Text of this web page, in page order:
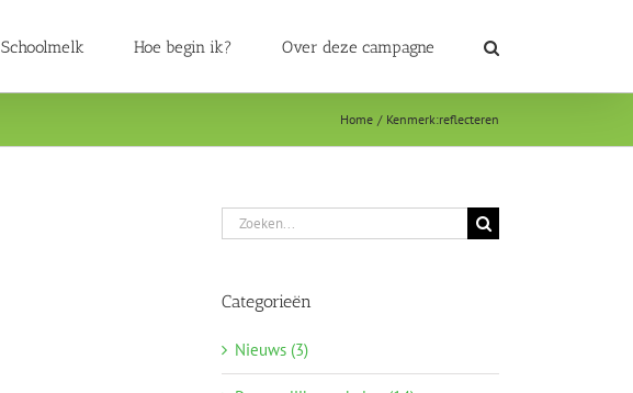
Schoolmelk Hoe begin ik? Over deze campagne
Home Kenmerk:reflecteren
Zoeken
naar:
Categorieën
Nieuws (3)